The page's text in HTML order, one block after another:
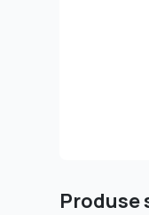
Produse